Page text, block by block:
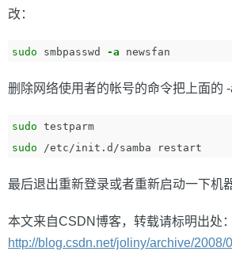
改：
sudo smbpasswd -a
删除网络使用者的帐号的命令把上面的 -
sudo
sudo
最后退出重新登录或者重新启动一下机器
本文来自CSDN博客，转载请标明出处：
http://blog.csdn.net/joliny/archive/2008/